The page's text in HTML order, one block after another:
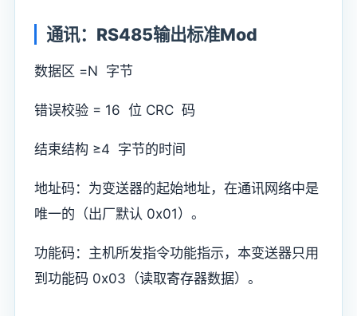
通讯：RS485输出标准Mod
数据区 =N 字节
错误校验 = 16 位 CRC 码
结束结构 ≥4 字节的时间
地址码：为变送器的起始地址，在通讯网络中是
唯一的（出厂默认 0x01）。
功能码：主机所发指令功能指示，本变送器只用
到功能码 0x03（读取寄存器数据）。